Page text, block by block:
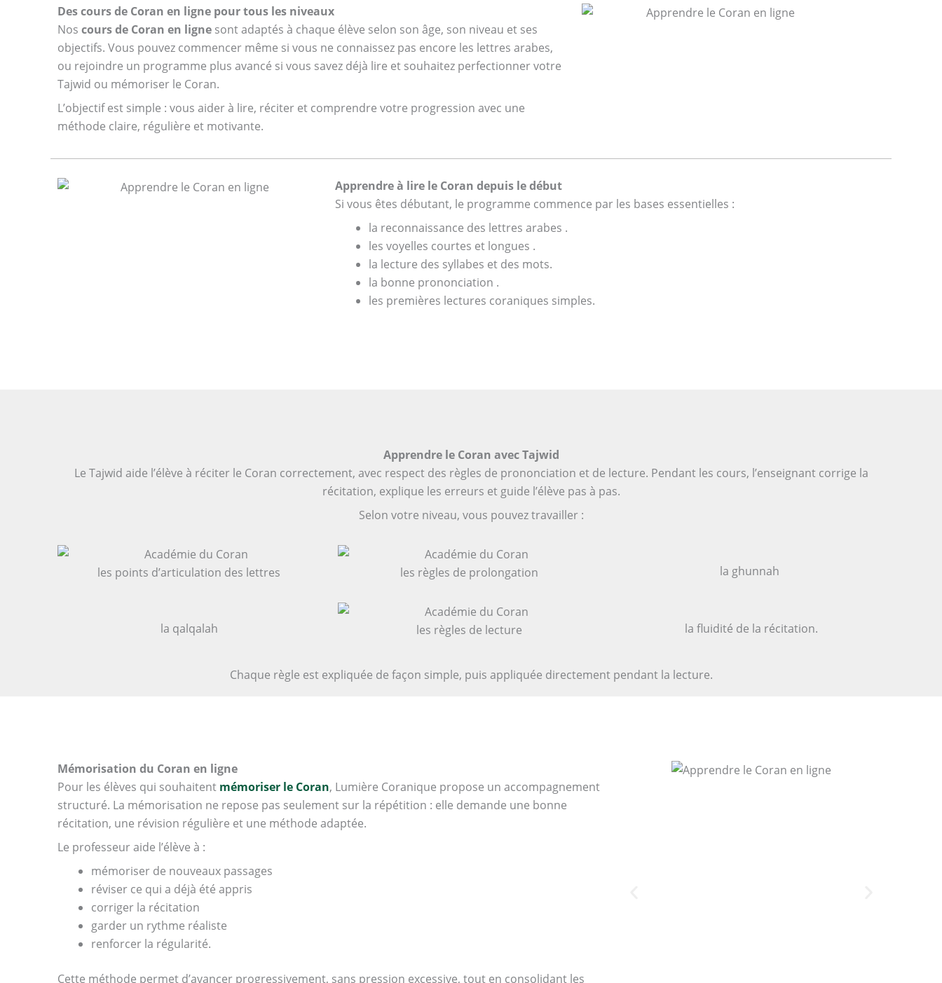
Des cours de Coran en ligne pour tous les niveaux
Nos cours de Coran en ligne sont adaptés à chaque élève selon son âge, son niveau et ses
objectifs. Vous pouvez commencer même si vous ne connaissez pas encore les lettres arabes,
ou rejoindre un programme plus avancé si vous savez déjà lire et souhaitez perfectionner votre
Tajwid ou mémoriser le Coran.
L’objectif est simple : vous aider à lire, réciter et comprendre votre progression avec une
méthode claire, régulière et motivante.
Apprendre à lire le Coran depuis le début
Si vous êtes débutant, le programme commence par les bases essentielles :
la reconnaissance des lettres arabes .
les voyelles courtes et longues .
la lecture des syllabes et des mots.
la bonne prononciation .
les premières lectures coraniques simples.
Apprendre le Coran avec Tajwid
Le Tajwid aide l’élève à réciter le Coran correctement, avec respect des règles de prononciation et de lecture. Pendant les cours, l’enseignant corrige la
récitation, explique les erreurs et guide l’élève pas à pas.
Selon votre niveau, vous pouvez travailler :
les points d’articulation des lettres les règles de prolongation la ghunnah
la qalqalah les règles de lecture la fluidité de la récitation.
Chaque règle est expliquée de façon simple, puis appliquée directement pendant la lecture.
Mémorisation du Coran en ligne
Pour les élèves qui souhaitent mémoriser le Coran, Lumière Coranique propose un accompagnement
structuré. La mémorisation ne repose pas seulement sur la répétition : elle demande une bonne
récitation, une révision régulière et une méthode adaptée.
Le professeur aide l’élève à :
mémoriser de nouveaux passages
réviser ce qui a déjà été appris
corriger la récitation
garder un rythme réaliste
renforcer la régularité.
Cette méthode permet d’avancer progressivement, sans pression excessive, tout en consolidant les